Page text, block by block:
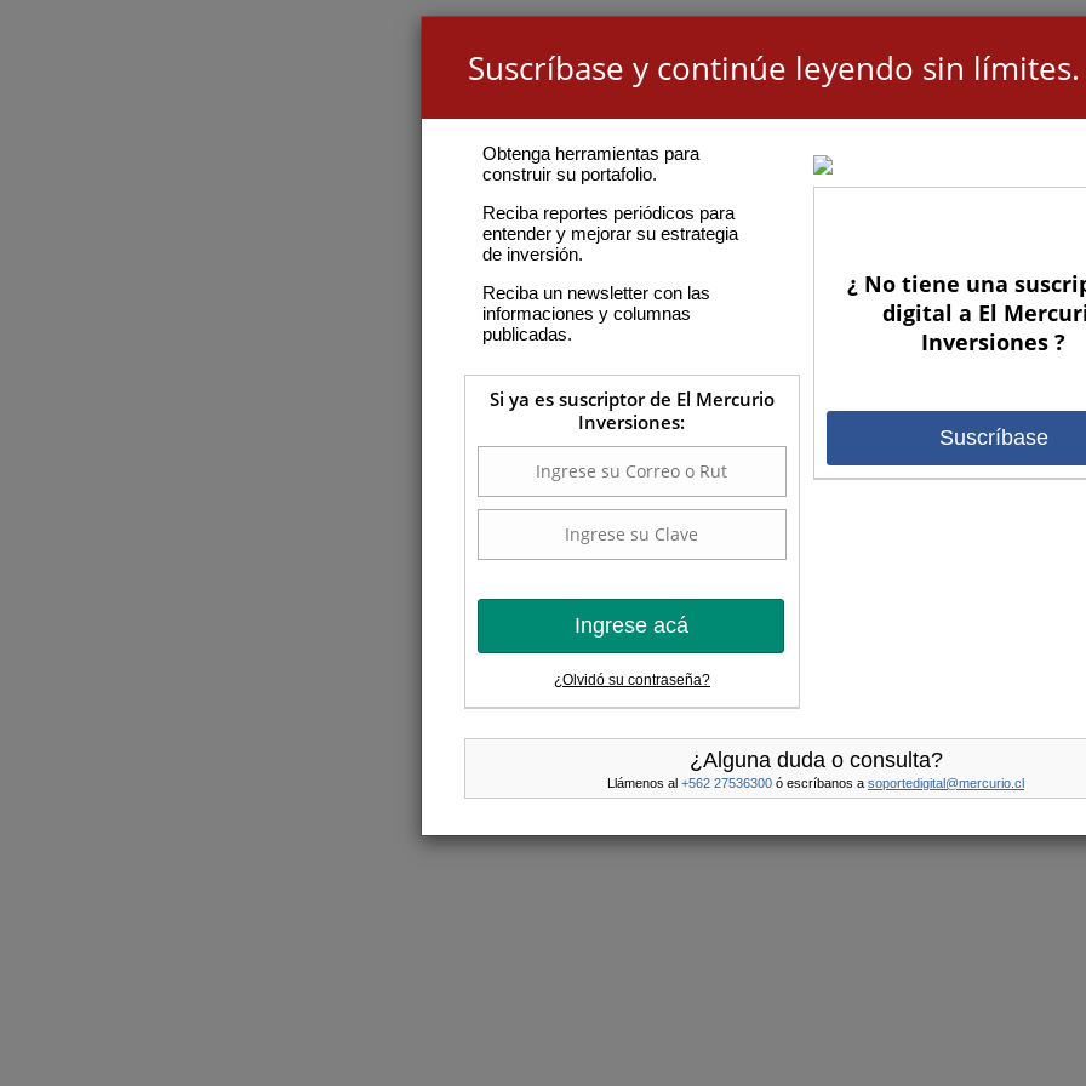
Suscríbase y continúe leyendo sin límites.
Obtenga herramientas para
construir su portafolio.
Reciba reportes periódicos para
entender y mejorar su estrategia
de inversión.
Reciba un newsletter con las
informaciones y columnas
publicadas.
Si ya es suscriptor de El Mercurio
Inversiones:
Ingrese acá
¿Olvidó su contraseña?
¿ No tiene una
digital a El
Inversiones ?
Suscríbase
¿Alguna duda o consulta?
Llámenos al +562 27536300 ó escríbanos a soportedigital@mercurio.cl